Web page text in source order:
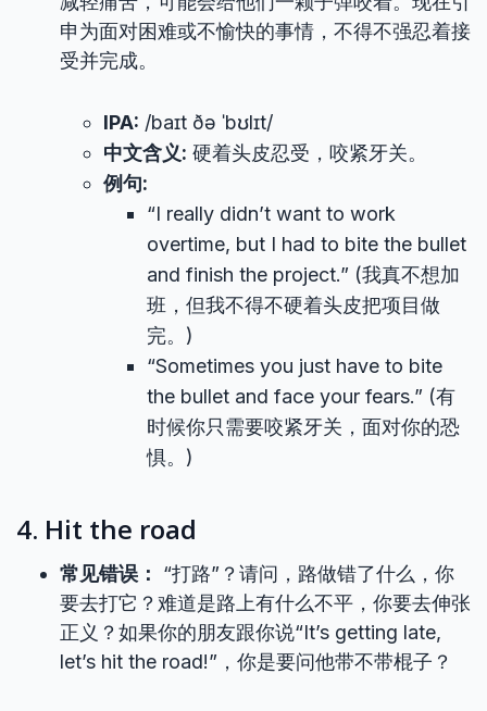
申为面对困难或不愉快的事情，不得不强忍着接
受并完成。
IPA: /baɪt ðə ˈbʊlɪt/
中文含义: 硬着头皮忍受，咬紧牙关。
例句:
“I really didn’t want to work
overtime, but I had to bite the bullet
and finish the project.” (我真不想加
班，但我不得不硬着头皮把项目做
完。)
“Sometimes you just have to bite
the bullet and face your fears.” (有
时候你只需要咬紧牙关，面对你的恐
惧。)
4. Hit the road
常见错误：
“打路”？请问，路做错了什么，你
要去打它？难道是路上有什么不平，你要去伸张
正义？如果你的朋友跟你说“It’s getting late,
let’s hit the road!”，你是要问他带不带棍子？